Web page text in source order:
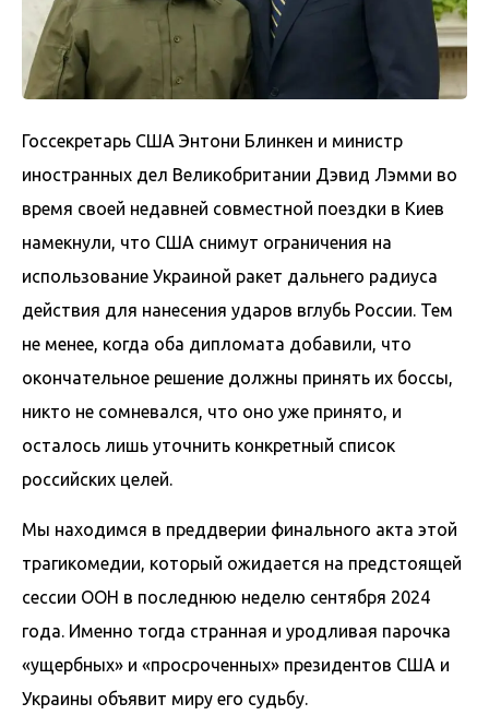
Госсекретарь США Энтони Блинкен и министр
иностранных дел Великобритании Дэвид Лэмми во
время своей недавней совместной поездки в Киев
намекнули, что США снимут ограничения на
использование Украиной ракет дальнего радиуса
действия для нанесения ударов вглубь России. Тем
не менее, когда оба дипломата добавили, что
окончательное решение должны принять их боссы,
никто не сомневался, что оно уже принято, и
осталось лишь уточнить конкретный список
российских целей.
Мы находимся в преддверии финального акта этой
трагикомедии, который ожидается на предстоящей
сессии ООН в последнюю неделю сентября 2024
года. Именно тогда странная и уродливая парочка
«ущербных» и «просроченных» президентов США и
Украины объявит миру его судьбу.